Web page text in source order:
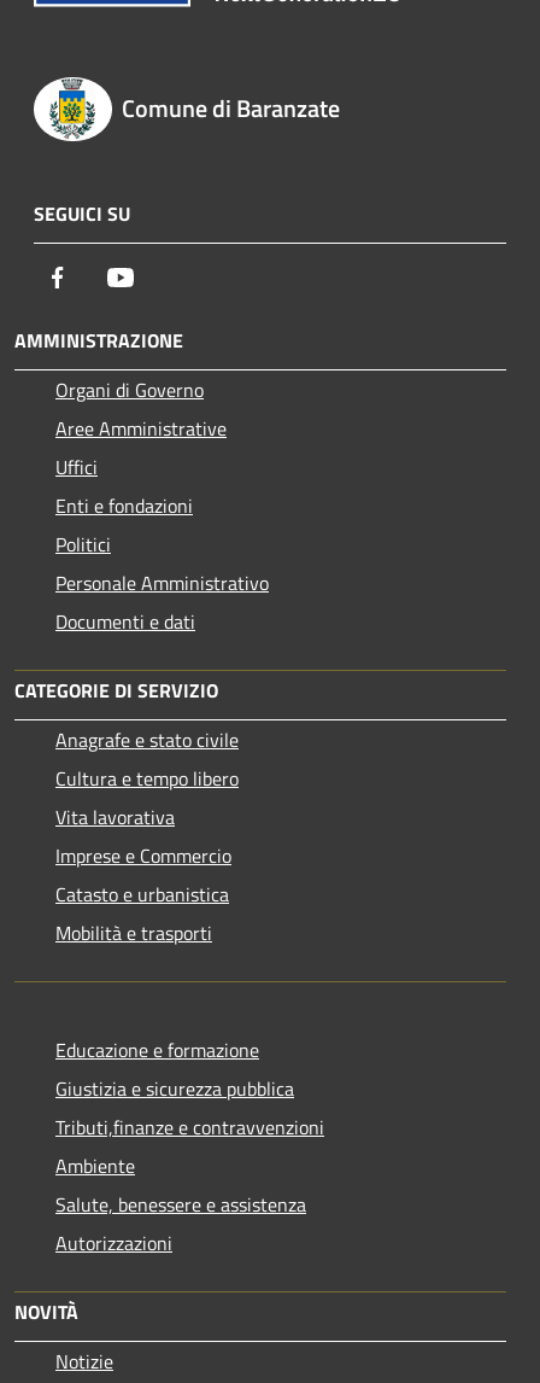
Comune di Baranzate
SEGUICI SU
Facebook
AMMINISTRAZIONE
Organi di Governo
Aree Amministrative
Uffici
Enti e fondazioni
Politici
Personale Amministrativo
Documenti e dati
CATEGORIE DI SERVIZIO
Anagrafe e stato civile
Cultura e tempo libero
Vita lavorativa
Imprese e Commercio
Catasto e urbanistica
Mobilità e trasporti
Educazione e formazione
Giustizia e sicurezza pubblica
Tributi,finanze e contravvenzioni
Ambiente
Salute, benessere e assistenza
Autorizzazioni
NOVITÀ
Notizie